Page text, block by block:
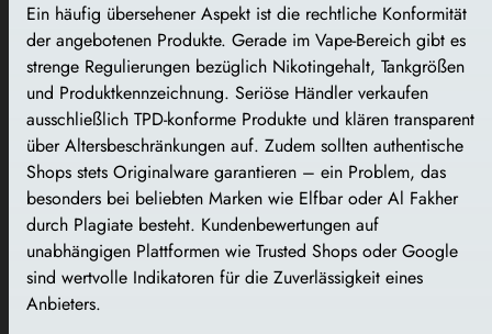
Ein häufig übersehener Aspekt ist die rechtliche Konformität
der angebotenen Produkte. Gerade im Vape-Bereich gibt es
strenge Regulierungen bezüglich Nikotingehalt, Tankgrößen
und Produktkennzeichnung. Seriöse Händler verkaufen
ausschließlich TPD-konforme Produkte und klären transparent
über Altersbeschränkungen auf. Zudem sollten authentische
Shops stets Originalware garantieren – ein Problem, das
besonders bei beliebten Marken wie Elfbar oder Al Fakher
durch Plagiate besteht. Kundenbewertungen auf
unabhängigen Plattformen wie Trusted Shops oder Google
sind wertvolle Indikatoren für die Zuverlässigkeit eines
Anbieters.